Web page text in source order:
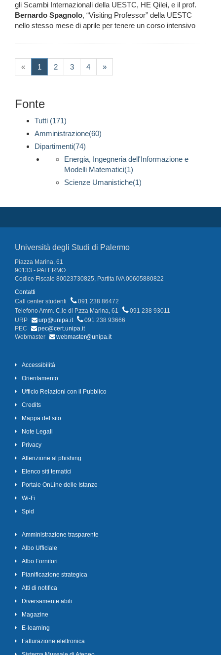
gli Scambi Internazionali della UESTC, HE Qilei, e il prof.
Bernardo Spagnolo, “Visiting Professor” della UESTC
nello stesso mese di aprile per tenere un corso intensivo
« 1 (current)
2 3 4 »
Fonte
Tutti (171)
Amministrazione(60)
Dipartimenti(74)
Energia, Ingegneria dell'Informazione e
Modelli Matematici(1)
Scienze Umanistiche(1)
Università degli Studi di Palermo
Piazza Marina, 61
90133 - PALERMO
Codice Fiscale 80023730825, Partita IVA 00605880822
Contatti
Call center studenti
091 238 86472
Telefono Amm. C.le di P.zza Marina, 61
091 238 93011
URP
urp@unipa.it
091 238 93666
PEC
pec@cert.unipa.it
Webmaster
webmaster@unipa.it
Accessibilità
Orientamento
Ufficio Relazioni con il Pubblico
Credits
Mappa del sito
Note Legali
Privacy
Attenzione al phishing
Elenco siti tematici
Portale OnLine delle Istanze
Wi-Fi
Spid
Amministrazione trasparente
Albo Ufficiale
Albo Fornitori
Pianificazione strategica
Atti di notifica
Diversamente abili
Magazine
E-learning
Fatturazione elettronica